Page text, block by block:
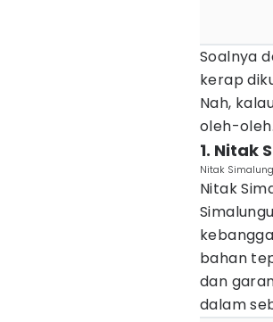
Soalnya
kerap
Nah,
oleh-
1. Nitak
Nitak
Nitak
bahan
dan
dalam